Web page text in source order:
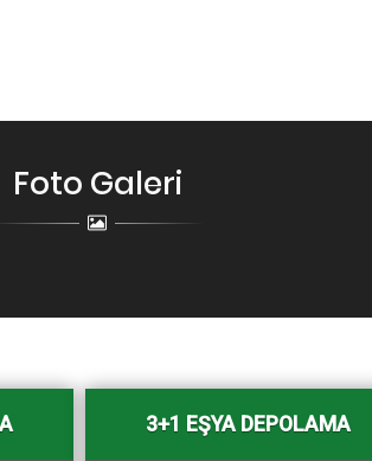
Foto Galeri
3+1 EŞYA DEPOLAMA